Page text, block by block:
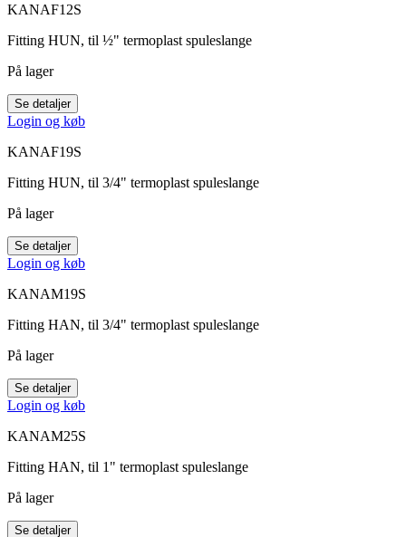
KANAF12S
Fitting HUN, til ½" termoplast spuleslange
På lager
Se detaljer
Login og køb
KANAF19S
Fitting HUN, til 3/4" termoplast spuleslange
På lager
Se detaljer
Login og køb
KANAM19S
Fitting HAN, til 3/4" termoplast spuleslange
På lager
Se detaljer
Login og køb
KANAM25S
Fitting HAN, til 1" termoplast spuleslange
På lager
Se detaljer